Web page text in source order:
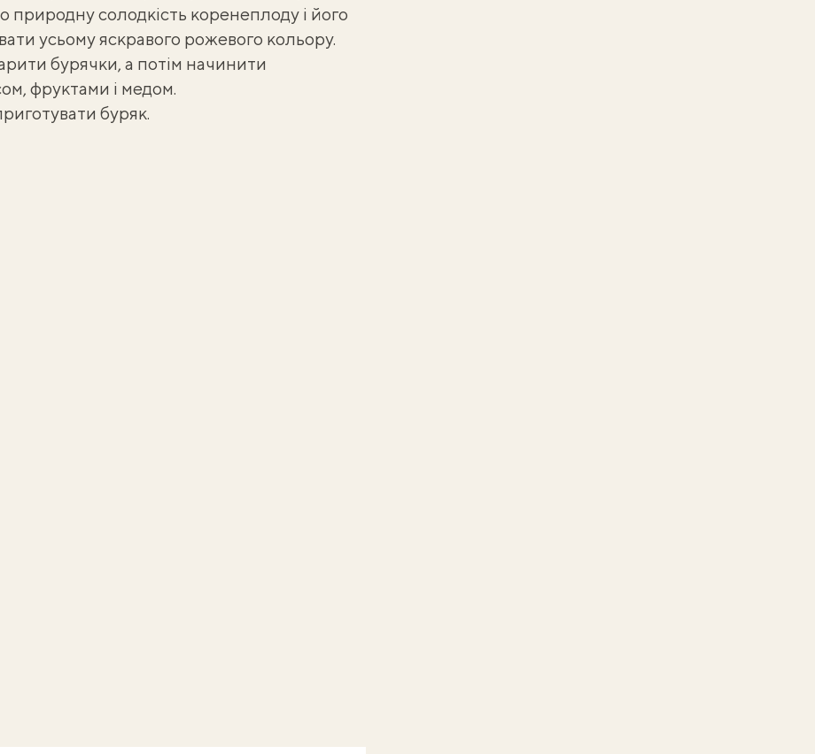
природну солодкість коренеплоду і його
усьому яскравого рожевого кольору.
бурячки, а потім начинити
фруктами і медом.
буряк.